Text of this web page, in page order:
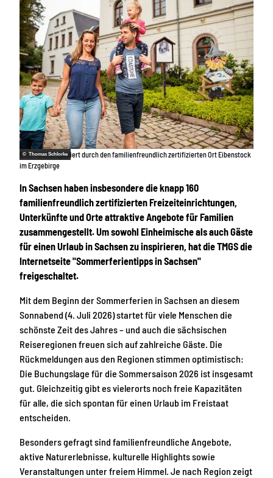
© Thomas Schlorke
Eine Familie spaziert durch den familienfreundlich zertifizierten Ort Eibenstock
im Erzgebirge
In Sachsen haben insbesondere die knapp 160
familienfreundlich zertifizierten Freizeiteinrichtungen,
Unterkünfte und Orte attraktive Angebote für Familien
zusammengestellt. Um sowohl Einheimische als auch Gäste
für einen Urlaub in Sachsen zu inspirieren, hat die TMGS die
Internetseite "Sommerferientipps in Sachsen"
freigeschaltet.
Mit dem Beginn der Sommerferien in Sachsen an diesem
Sonnabend (4. Juli 2026) startet für viele Menschen die
schönste Zeit des Jahres – und auch die sächsischen
Reiseregionen freuen sich auf zahlreiche Gäste. Die
Rückmeldungen aus den Regionen stimmen optimistisch:
Die Buchungslage für die Sommersaison 2026 ist insgesamt
gut. Gleichzeitig gibt es vielerorts noch freie Kapazitäten
für alle, die sich spontan für einen Urlaub im Freistaat
entscheiden.
Besonders gefragt sind familienfreundliche Angebote,
aktive Naturerlebnisse, kulturelle Highlights sowie
Veranstaltungen unter freiem Himmel. Je nach Region zeigt